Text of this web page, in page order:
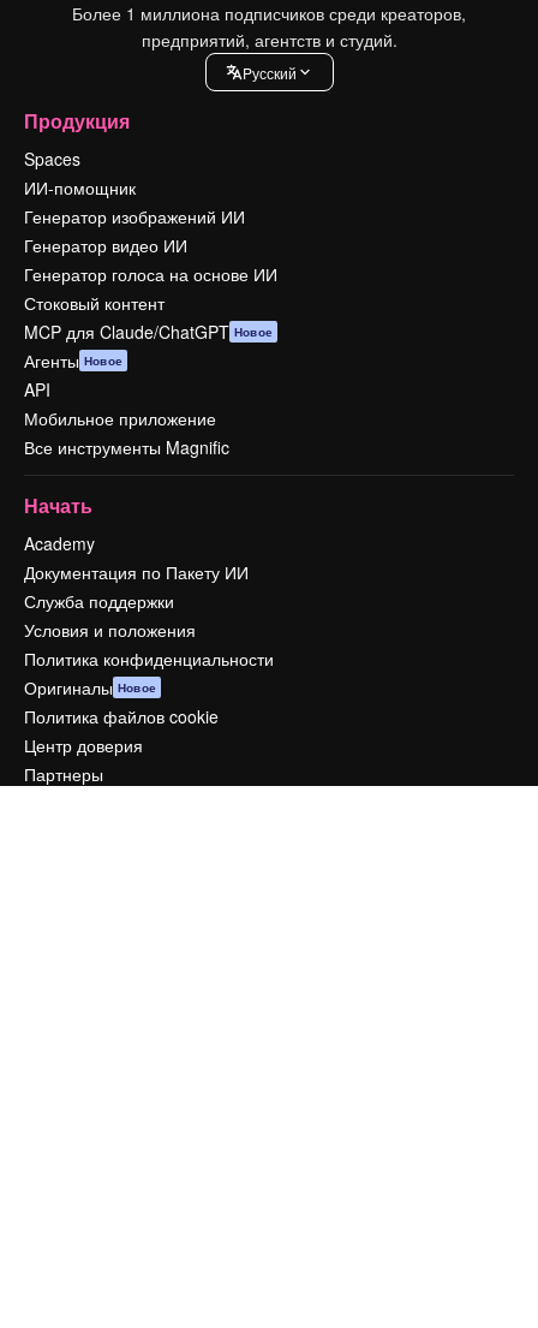
Более 1 миллиона подписчиков среди креаторов,
предприятий, агентств и студий.
Pусский
Продукция
Spaces
ИИ-помощник
Генератор изображений ИИ
Генератор видео ИИ
Генератор голоса на основе ИИ
Стоковый контент
MCP для Claude/ChatGPT Новое
Агенты Новое
API
Мобильное приложение
Все инструменты Magnific
Начать
Academy
Документация по Пакету ИИ
Служба поддержки
Условия и положения
Политика конфиденциальности
Оригиналы Новое
Политика файлов cookie
Центр доверия
Партнеры